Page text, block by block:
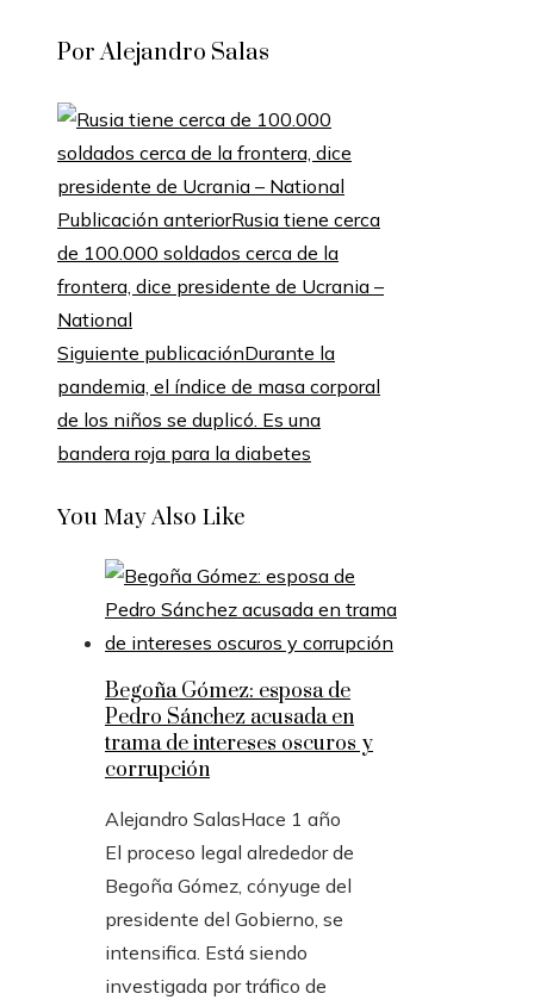
Por Alejandro Salas
Publicación anteriorRusia tiene cerca
de 100.000 soldados cerca de la
frontera, dice presidente de Ucrania –
National
Siguiente publicaciónDurante la
pandemia, el índice de masa corporal
de los niños se duplicó. Es una
bandera roja para la diabetes
You May Also Like
Begoña Gómez: esposa de
Pedro Sánchez acusada en
trama de intereses oscuros y
corrupción
Alejandro SalasHace 1 año
El proceso legal alrededor de
Begoña Gómez, cónyuge del
presidente del Gobierno, se
intensifica. Está siendo
investigada por tráfico de